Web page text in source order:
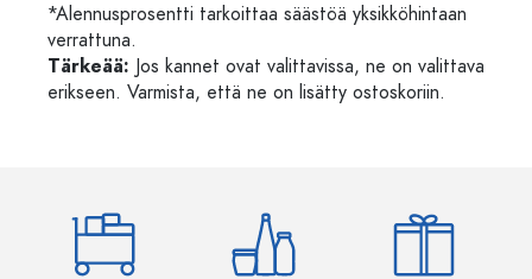
*Alennusprosentti tarkoittaa säästöä yksikköhintaan
verrattuna.
Tärkeää: Jos kannet ovat valittavissa, ne on valittava
erikseen. Varmista, että ne on lisätty ostoskoriin.